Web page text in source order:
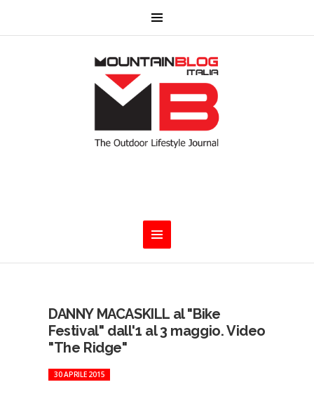
DANNY MACASKILL al "Bike
Festival" dall'1 al 3 maggio. Video
"The Ridge"
30 APRILE 2015